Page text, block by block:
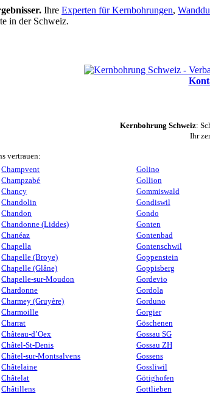
Ihre Experten für Kernbohrungen,
in der Schweiz.
Kernbohrung Schweiz:
Ihr
vertrauen:
Champvent
Champzabé
Chancy
Chandolin
Chandon
Chandonne (Liddes)
Chanéaz
Chapella
Chapelle (Broye)
Chapelle (Glâne)
Chapelle-sur-Moudon
Chardonne
Charmey (Gruyère)
Charmoille
Charrat
Château-d’Oex
Châtel-St-Denis
Châtel-sur-Montsalvens
Châtelaine
Châtelat
Châtillens
Golino
Gollion
Gommiswald
Gondiswil
Gondo
Gonten
Gontenbad
Gontenschwil
Goppenstein
Goppisberg
Gordevio
Gordola
Gorduno
Gorgier
Göschenen
Gossau SG
Gossau ZH
Gossens
Gossliwil
Götighofen
Gottlieben